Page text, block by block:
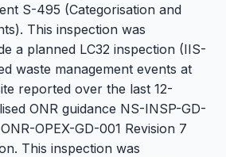
S-495 (Categorisation and
This inspection was
a planned LC32 inspection (IIS-
waste management events at
reported over the last 12-
ONR guidance NS-INSP-GD-
OPEX-GD-001 Revision 7
This inspection was